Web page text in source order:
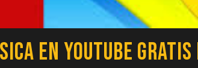
en YouTube